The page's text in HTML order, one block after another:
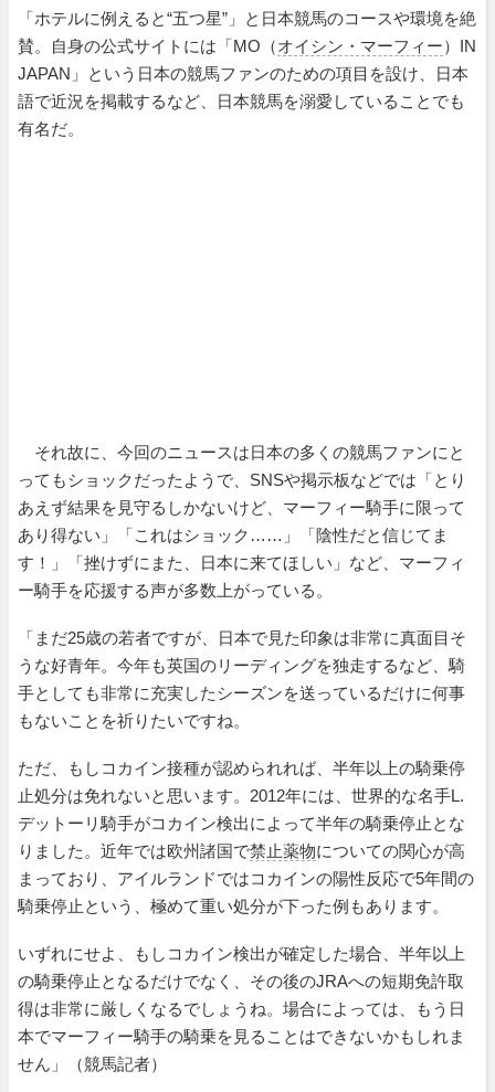
「ホテルに例えると“五つ星”」と日本競馬のコースや環境を絶
賛。自身の公式サイトには「MO（オイシン・マーフィー）IN
JAPAN」という日本の競馬ファンのための項目を設け、日本
語で近況を掲載するなど、日本競馬を溺愛していることでも
有名だ。
それ故に、今回のニュースは日本の多くの競馬ファンにと
ってもショックだったようで、SNSや掲示板などでは「とり
あえず結果を見守るしかないけど、マーフィー騎手に限って
あり得ない」「これはショック……」「陰性だと信じてま
す！」「挫けずにまた、日本に来てほしい」など、マーフィ
ー騎手を応援する声が多数上がっている。
「まだ25歳の若者ですが、日本で見た印象は非常に真面目そ
うな好青年。今年も英国のリーディングを独走するなど、騎
手としても非常に充実したシーズンを送っているだけに何事
もないことを祈りたいですね。
ただ、もしコカイン接種が認められれば、半年以上の騎乗停
止処分は免れないと思います。2012年には、世界的な名手L.
デットーリ騎手がコカイン検出によって半年の騎乗停止とな
りました。近年では欧州諸国で禁止薬物についての関心が高
まっており、アイルランドではコカインの陽性反応で5年間の
騎乗停止という、極めて重い処分が下った例もあります。
いずれにせよ、もしコカイン検出が確定した場合、半年以上
の騎乗停止となるだけでなく、その後のJRAへの短期免許取
得は非常に厳しくなるでしょうね。場合によっては、もう日
本でマーフィー騎手の騎乗を見ることはできないかもしれま
せん」（競馬記者）